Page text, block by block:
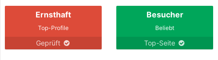
Ernsthaft
Top-Profile
Geprüft
Besucher
Beliebt
Top-Seite